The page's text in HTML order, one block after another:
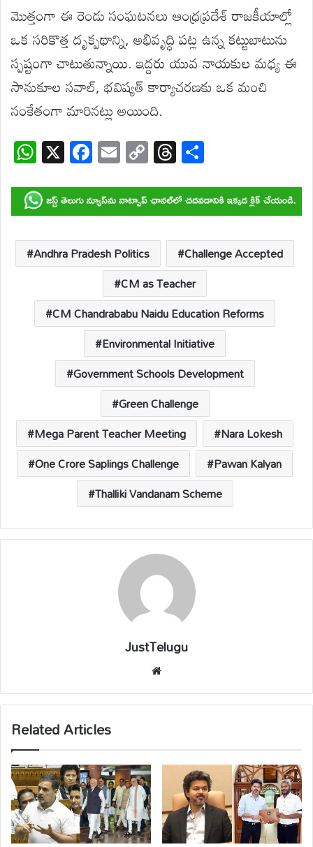
మొత్తంగాఈరెండుసంఘటనలు ఆంధ్రప్రదేశ్రాజకీయాల్లో
ఒక సరికొత్త దృక్పథాన్ని, అభివృద్ధిపట్ల ఉన్నకట్టుబాటును
స్పష్టంగాచాటుతున్నాయి. ఇద్దరు యువ నాయకుల మధ్యఈ
సానుకూల సవాల్, భవిష్యత్కార్యాచరణకు ఒక మంచి
సంకేతంగామారినట్లుఅయింది.
W
h
at
s
A
p
X F
ac
e
b
o
o
k
E
m
ail
C
o
p
y
Li
n
k
T
hr
e
a
d
s
ar
e
Andhra Pradesh Politics
Challenge Accepted
CM as Teacher
CM Chandrababu Naidu Education Reforms
Environmental Initiative
Government Schools Development
Green Challenge
Mega Parent Teacher Meeting
Nara Lokesh
One Crore Saplings Challenge
Pawan Kalyan
Thalliki Vandanam Scheme
JustTelugu
bsi
te
Related Articles